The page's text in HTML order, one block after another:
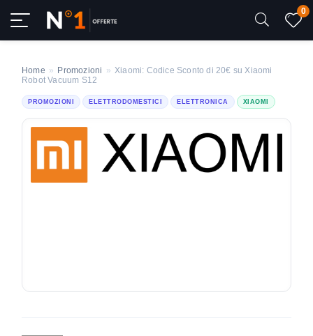
0
Home » Promozioni » Xiaomi: Codice Sconto di 20€ su Xiaomi
Robot Vacuum S12
PROMOZIONI ELETTRODOMESTICI ELETTRONICA XIAOMI